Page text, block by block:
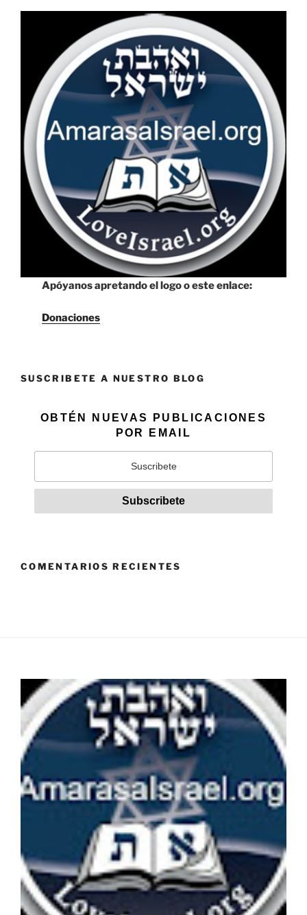
Apóyanos apretando el logo o este enlace:
Donaciones
SUSCRIBETE A NUESTRO BLOG
OBTÉN NUEVAS PUBLICACIONES
POR EMAIL
COMENTARIOS RECIENTES